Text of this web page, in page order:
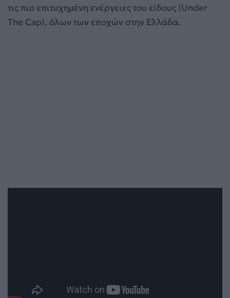
τις πιο επιτυχημένη ενέργειες του είδους (Under
The Cap), όλων των εποχών στην Ελλάδα.